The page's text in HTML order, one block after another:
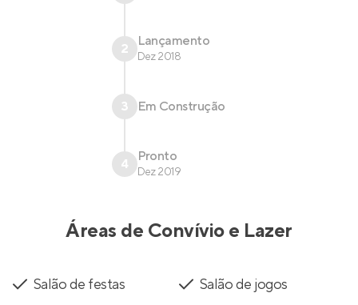
2 Lançamento
Dez 2018
3 Em Construção
4 Pronto
Dez 2019
Áreas de Convívio e Lazer
Salão de festas
Salão de jogos